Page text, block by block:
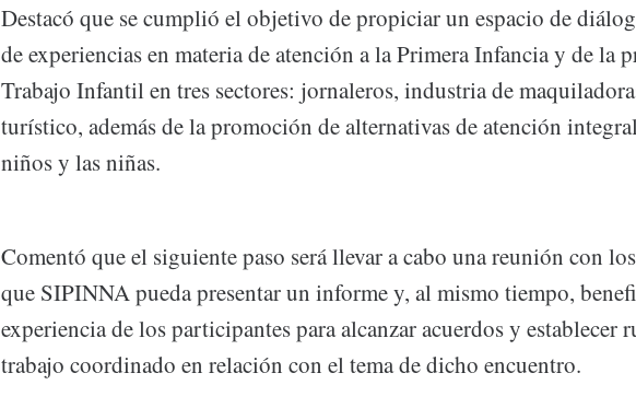
Destacó que se cumplió el objetivo de propiciar un espacio de
de experiencias en materia de atención a la Primera Infancia y de la
Trabajo Infantil en tres sectores: jornaleros, industria de
turístico, además de la promoción de alternativas de atención
niños y las niñas.
Comentó que el siguiente paso será llevar a cabo una reunión con
que SIPINNA pueda presentar un informe y, al mismo tiempo,
experiencia de los participantes para alcanzar acuerdos y establecer
trabajo coordinado en relación con el tema de dicho encuentro.